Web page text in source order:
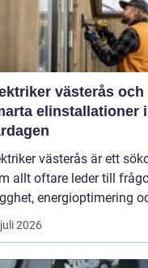
västerås och
elinstallationer i
västerås är ett
allt oftare leder till
energioptimering
2026